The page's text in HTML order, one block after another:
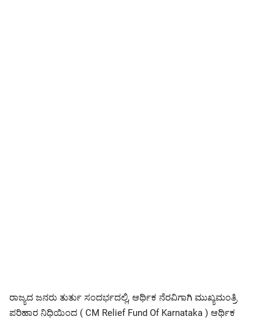
ರಾಜ್ಯದ ಜನರು ತುರ್ತು ಸಂದರ್ಭದಲ್ಲಿ, ಆರ್ಥಿಕ ನೆರವಿಗಾಗಿ ಮುಖ್ಯಮಂತ್ರಿ
ಪರಿಹಾರ ನಿಧಿಯಿಂದ ( CM Relief Fund Of Karnataka ) ಆರ್ಥಿಕ